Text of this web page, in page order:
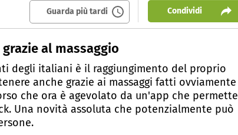
Guarda più tardi Condividi
al massaggio
degli italiani è il raggiungimento del proprio
anche grazie ai massaggi fatti ovviamente
che ora è agevolato da un'app che permette
Una novità assoluta che potenzialmente può